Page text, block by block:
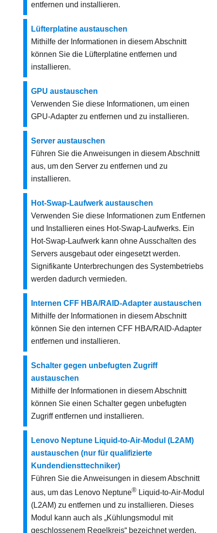
entfernen und installieren.
Lüfterplatine austauschen
Mithilfe der Informationen in diesem Abschnitt
können Sie die Lüfterplatine entfernen und
installieren.
GPU austauschen
Verwenden Sie diese Informationen, um einen
GPU-Adapter zu entfernen und zu installieren.
Server austauschen
Führen Sie die Anweisungen in diesem Abschnitt
aus, um den Server zu entfernen und zu
installieren.
Hot-Swap-Laufwerk austauschen
Verwenden Sie diese Informationen zum Entfernen
und Installieren eines Hot-Swap-Laufwerks. Ein
Hot-Swap-Laufwerk kann ohne Ausschalten des
Servers ausgebaut oder eingesetzt werden.
Signifikante Unterbrechungen des Systembetriebs
werden dadurch vermieden.
Internen CFF HBA/RAID-Adapter austauschen
Mithilfe der Informationen in diesem Abschnitt
können Sie den internen CFF HBA/RAID-Adapter
entfernen und installieren.
Schalter gegen unbefugten Zugriff
austauschen
Mithilfe der Informationen in diesem Abschnitt
können Sie einen Schalter gegen unbefugten
Zugriff entfernen und installieren.
Lenovo Neptune Liquid-to-Air-Modul (L2AM)
austauschen (nur für qualifizierte
Kundendiensttechniker)
Führen Sie die Anweisungen in diesem Abschnitt
aus, um das Lenovo Neptune® Liquid-to-Air-Modul
(L2AM) zu entfernen und zu installieren. Dieses
Modul kann auch als „Kühlungsmodul mit
geschlossenem Regelkreis“ bezeichnet werden.